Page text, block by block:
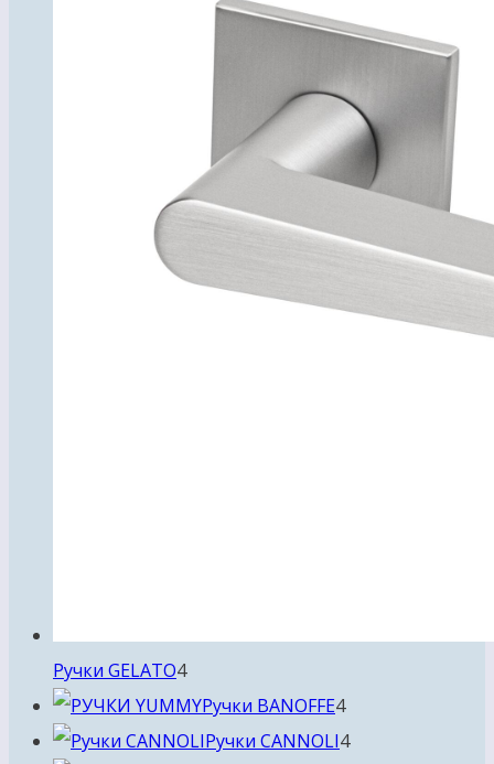
Ручки GELATO44
товара
Ручки BANOFFE44
товара
Ручки CANNOLI44